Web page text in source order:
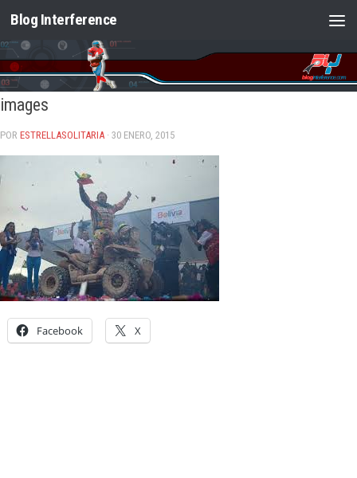
Saltar al contenido
Blog Interference
images
POR ESTRELLASOLITARIA · 30 ENERO, 2015
Facebook X